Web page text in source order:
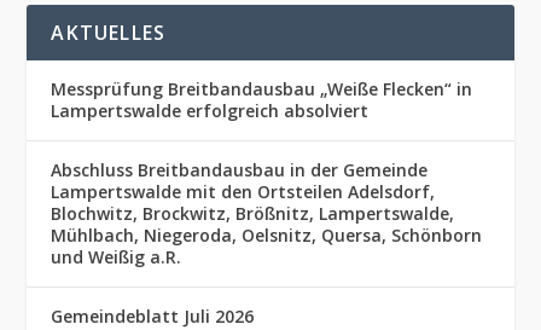
AKTUELLES
Messprüfung Breitbandausbau „Weiße Flecken“ in
Lampertswalde erfolgreich absolviert
Abschluss Breitbandausbau in der Gemeinde
Lampertswalde mit den Ortsteilen Adelsdorf,
Blochwitz, Brockwitz, Brößnitz, Lampertswalde,
Mühlbach, Niegeroda, Oelsnitz, Quersa, Schönborn
und Weißig a.R.
Gemeindeblatt Juli 2026